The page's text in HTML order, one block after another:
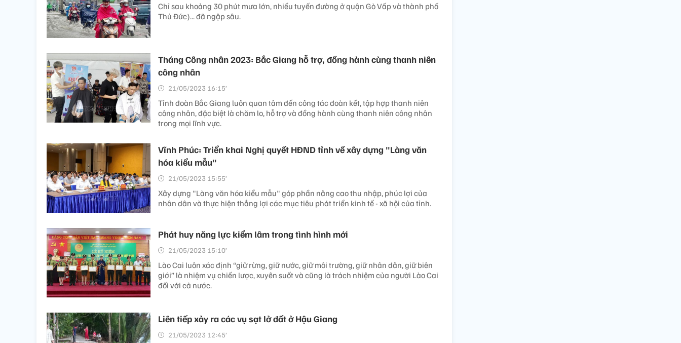
Chỉ sau khoảng 30 phút mưa lớn, nhiều tuyến đường ở quận Gò Vấp và thành phố
Thủ Đức)... đã ngập sâu.
Tháng Công nhân 2023: Bắc Giang hỗ trợ, đồng hành cùng thanh niên
công nhân
21/05/2023 16:15’
Tỉnh đoàn Bắc Giang luôn quan tâm đến công tác đoàn kết, tập hợp thanh niên
công nhân, đặc biệt là chăm lo, hỗ trợ và đồng hành cùng thanh niên công nhân
trong mọi lĩnh vực.
Vĩnh Phúc: Triển khai Nghị quyết HĐND tỉnh về xây dựng "Làng văn
hóa kiểu mẫu"
21/05/2023 15:55’
Xây dựng "Làng văn hóa kiểu mẫu" góp phần nâng cao thu nhập, phúc lợi của
nhân dân và thực hiện thắng lợi các mục tiêu phát triển kinh tế - xã hội của tỉnh.
Phát huy năng lực kiểm lâm trong tình hình mới
21/05/2023 15:10’
Lào Cai luôn xác định “giữ rừng, giữ nước, giữ môi trường, giữ nhân dân, giữ biên
giới” là nhiệm vụ chiến lược, xuyên suốt và cũng là trách nhiệm của người Lào Cai
đối với cả nước.
Liên tiếp xảy ra các vụ sạt lở đất ở Hậu Giang
21/05/2023 12:45’